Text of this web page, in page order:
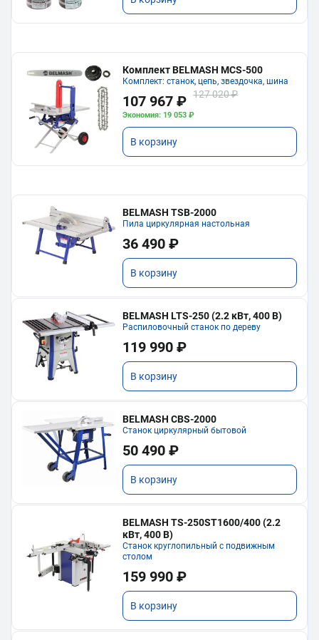
Комплект BELMASH MCS-500
Комплект: станок, цепь, звездочка, шина
107 967 ₽ 127 020 ₽
Экономия: 19 053 ₽
В корзину
BELMASH TSB-2000
Пила циркулярная настольная
36 490 ₽
В корзину
BELMASH LTS-250 (2.2 кВт, 400 В)
Распиловочный станок по дереву
119 990 ₽
В корзину
BELMASH CBS-2000
Станок циркулярный бытовой
50 490 ₽
В корзину
BELMASH TS-250ST1600/400 (2.2
кВт, 400 В)
Станок круглопильный с подвижным
столом
159 990 ₽
В корзину